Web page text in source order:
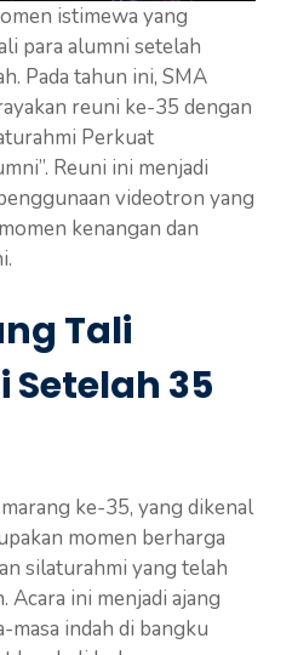
istimewa yang
para alumni setelah
Pada tahun ini, SMA
reuni ke-35 dengan
Perkuat
Reuni ini menjadi
videotron yang
kenangan dan
Tali
35
ke-35, yang dikenal
momen berharga
silaturahmi yang telah
Acara ini menjadi ajang
masa indah di bangku